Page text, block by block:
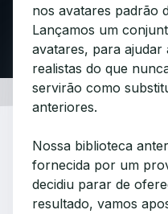
nos avatares padrão
Lançamos um
avatares, para ajudar
realistas do que
servirão como
anteriores.
Nossa biblioteca
fornecida por um
decidiu parar de
resultado, vamos